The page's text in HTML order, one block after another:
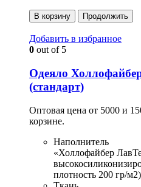
В корзину Продолжить
Добавить в избранное
0 out of 5
Одеяло
(стандарт)
Оптовая цена от 5000 и
корзине.
Наполнитель
«Холлофайбер
плотность 200 гр/м2)